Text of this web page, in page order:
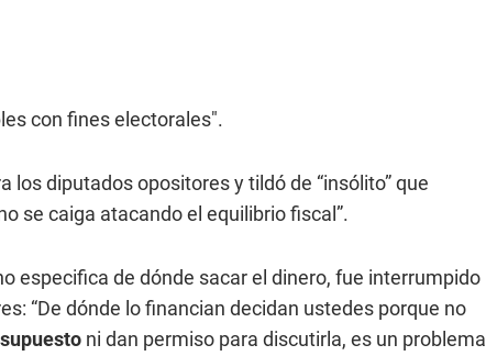
con fines electorales".
los diputados opositores y tildó de “insólito” que
se caiga atacando el equilibrio fiscal”.
especifica de dónde sacar el dinero, fue interrumpido
“De dónde lo financian decidan ustedes porque no
ni dan permiso para discutirla, es un problema